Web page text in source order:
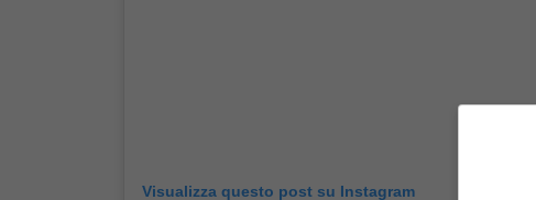
Visualizza questo post su Instagram